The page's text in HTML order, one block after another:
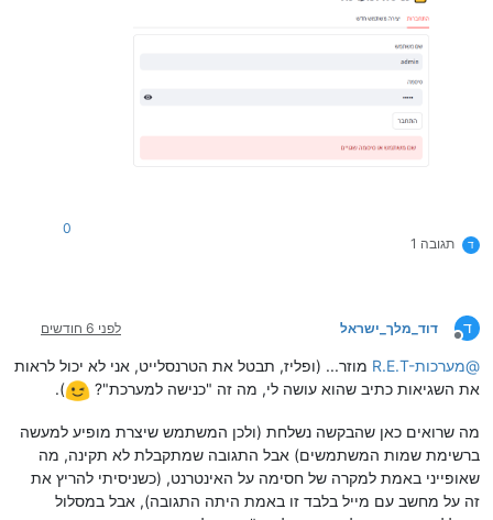
ד תגובה 1
0
ד
מנותק
דוד_מלך_ישראל לפני 6 חודשים
@R.E.T-מערכות
מוזר... (ופליז, תבטל את הטרנסלייט, אני לא יכול לראות
את השגיאות כתיב שהוא עושה לי, מה זה "כנישה למערכת"?
).
מה שרואים כאן שהבקשה נשלחת (ולכן המשתמש שיצרת מופיע למעשה
ברשימת שמות המשתמשים) אבל התגובה שמתקבלת לא תקינה, מה
שאופייני באמת למקרה של חסימה על האינטרנט, (כשניסיתי להריץ את
זה על מחשב עם מייל בלבד זו באמת היתה התגובה), אבל במסלול